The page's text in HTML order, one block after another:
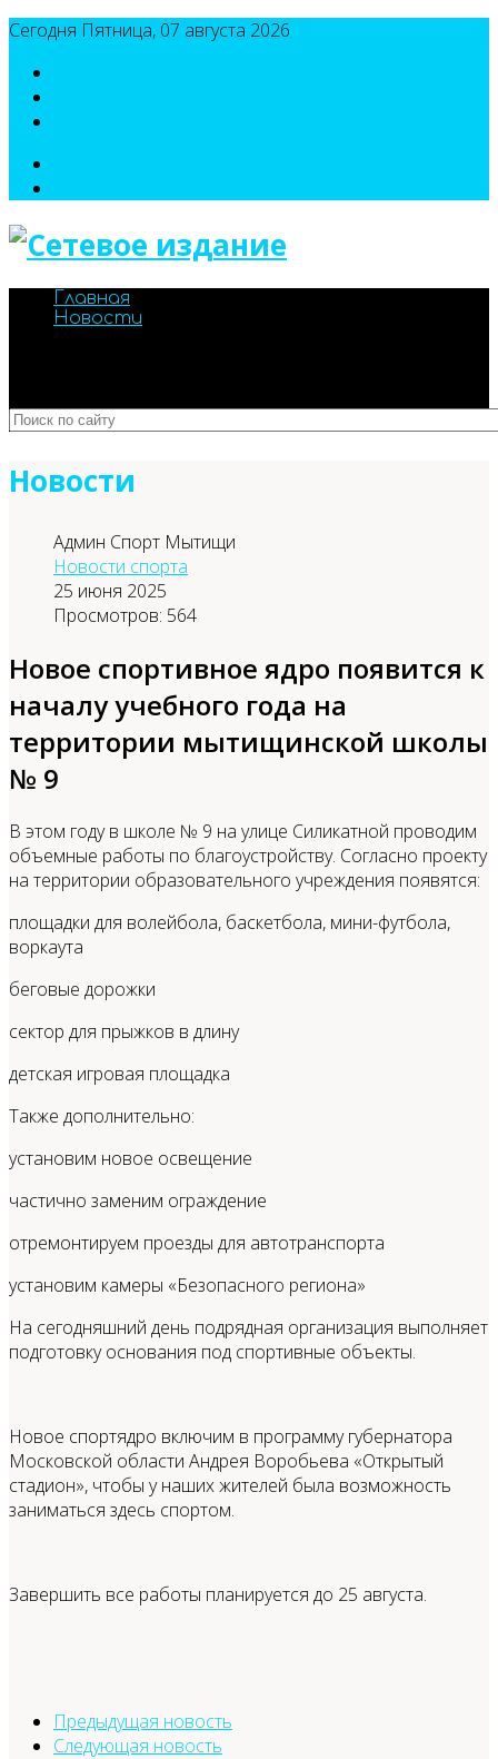
Сегодня Пятница, 07 августа 2026
Главная
Новости
Новости
Админ Спорт Мытищи
Новости спорта
25 июня 2025
Просмотров: 564
Новое спортивное ядро появится к
началу учебного года на
территории мытищинской школы
№ 9
В этом году в школе № 9 на улице Силикатной проводим
объемные работы по благоустройству. Согласно проекту
на территории образовательного учреждения появятся:
площадки для волейбола, баскетбола, мини-футбола,
воркаута
беговые дорожки
сектор для прыжков в длину
детская игровая площадка
Также дополнительно:
установим новое освещение
частично заменим ограждение
отремонтируем проезды для автотранспорта
установим камеры «Безопасного региона»
На сегодняшний день подрядная организация выполняет
подготовку основания под спортивные объекты.
Новое спортядро включим в программу губернатора
Московской области Андрея Воробьева «Открытый
стадион», чтобы у наших жителей была возможность
заниматься здесь спортом.
Завершить все работы планируется до 25 августа.
Предыдущая новость
Следующая новость